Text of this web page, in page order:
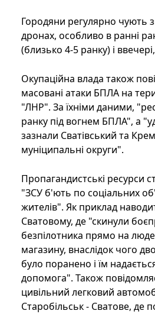
Городяни регулярно чують
дронах, особливо в ранні
(близько 4-5 ранку) і
Окупаційна влада також
масовані атаки БПЛА на
"ЛНР". За їхніми даними,
ранку під вогнем БПЛА", а
зазнали Сватівський та
муніципальні округи".
Пропагандистські ресурси
"ЗСУ б'ють по соціальних
жителів". Як приклад
Сватовому, де "скинули
безпілотника прямо на
магазину, внаслідок чого
було поранено і їм
допомога". Також
цивільний легковий
Старобільськ - Сватове, де